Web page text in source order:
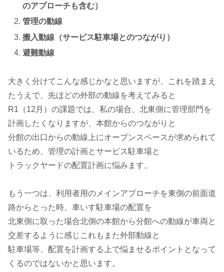
のアプローチも含む）
管理の動線
搬入動線（サービス駐車場とのつながり）
避難動線
大きく分けてこんな感じかなと思いますが、これを踏まえ
たうえで、先ほどの外部の動線を考えてみると
R1（12月）の課題では、私の場合、北東側に管理部門を
計画したくなりますが、本館からのつながりと
分館の出口からの動線上にオープンスペースが求められて
いるため、管理の計画とサービス駐車場と
トラックヤードの配置計画に悩みます。
もう一つは、利用者用のメインアプローチを東側の前面道
路からとった時、車いす駐車場の配置を
北東側に取った場合北側の本館から分館への動線が車両と
交差するように感じこれもまた外部動線と
駐車場等、配置を計画する上で悩ませるポイントとなって
くるのではないかと思います。